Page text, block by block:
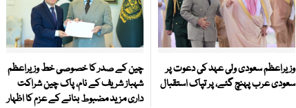
وزیراعظم سعودی ولی عہد کی دعوت پر
سعودی عرب پہنچ گئے، پر تپاک استقبال
چین کے صدر کا خصوصی خط وزیراعظم
شہباز شریف کے نام، پاک چین شراکت
داری مزید مضبوط بنانے کے عزم کا اظہار